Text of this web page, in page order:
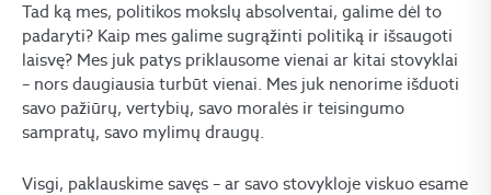
Tad ką mes, politikos mokslų absolventai, galime dėl to
padaryti? Kaip mes galime sugrąžinti politiką ir išsaugoti
laisvę? Mes juk patys priklausome vienai ar kitai stovyklai
– nors daugiausia turbūt vienai. Mes juk nenorime išduoti
savo pažiūrų, vertybių, savo moralės ir teisingumo
sampratų, savo mylimų draugų.
Visgi, paklauskime savęs – ar savo stovykloje viskuo esame